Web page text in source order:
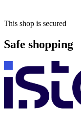
This shop is secured
Safe shopping